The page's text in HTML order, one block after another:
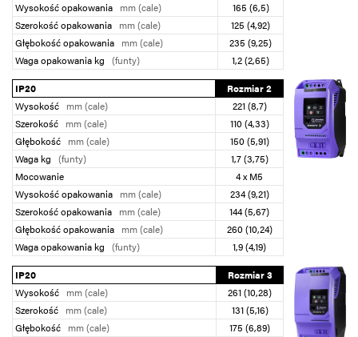
Wysokość opakowania mm (cale)
165 (6,5)
Szerokość opakowania mm (cale)
125 (4,92)
Głębokość opakowania mm (cale)
235 (9,25)
Waga opakowania kg (funty)
1,2 (2,65)
IP20
Rozmiar 2
Wysokość mm (cale)
221 (8,7)
Szerokość mm (cale)
110 (4,33)
Głębokość mm (cale)
150 (5,91)
Waga kg (funty)
1,7 (3,75)
Mocowanie
4 x M5
Wysokość opakowania mm (cale)
234 (9,21)
Szerokość opakowania mm (cale)
144 (5,67)
Głębokość opakowania mm (cale)
260 (10,24)
Waga opakowania kg (funty)
1,9 (4,19)
IP20
Rozmiar 3
Wysokość mm (cale)
261 (10,28)
Szerokość mm (cale)
131 (5,16)
Głębokość mm (cale)
175 (6,89)